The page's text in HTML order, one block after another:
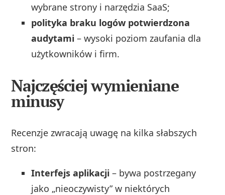
wybrane strony i narzędzia SaaS;
polityka braku logów potwierdzona
audytami – wysoki poziom zaufania dla
użytkowników i firm.
Najczęściej wymieniane
minusy
Recenzje zwracają uwagę na kilka słabszych
stron:
Interfejs aplikacji – bywa postrzegany
jako „nieoczywisty” w niektórych